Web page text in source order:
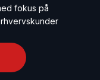
fokus på